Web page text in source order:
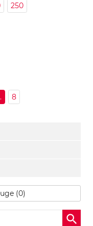
250
8
(0)